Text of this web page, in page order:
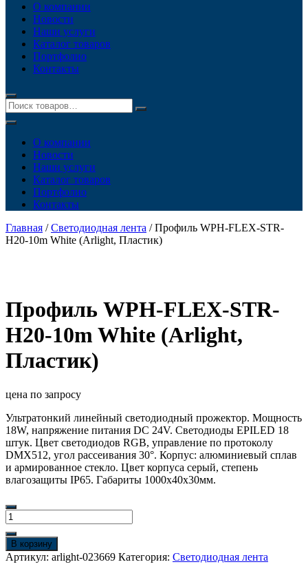
О компании
Новости
Наши услуги
Каталог товаров
Портфолио
Контакты
О компании
Новости
Наши услуги
Каталог товаров
Портфолио
Контакты
Главная /Светодиодная лента / Профиль WPH-FLEX-STR-
Н20-10m White (Arlight, Пластик)
Профиль WPH-FLEX-STR-
Н20-10m White (Arlight,
Пластик)
цена по запросу
Ультратонкий линейный светодиодный прожектор. Мощность
18W, напряжение питания DC 24V. Светодиоды EPILED 18
штук. Цвет светодиодов RGB, управление по протоколу
DMX512, угол рассеивания 30°. Корпус: алюминиевый сплав
и армированное стекло. Цвет корпуса серый, степень
влагозащиты IP65. Габариты 1000x40x30мм.
Количество
товара
Профиль
WPH-
FLEX-
В корзину
Артикул: arlight-023669 Категория: Светодиодная лента